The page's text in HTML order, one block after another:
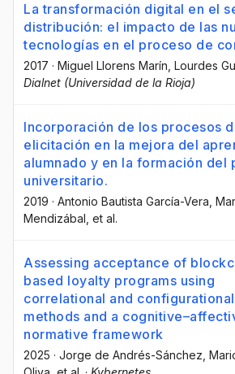
La transformación digital en el
distribución: el impacto de las
tecnologías en el proceso de
2017 · Miguel Llorens Marín , Lourdes
Dialnet (Universidad de la Rioja)
Incorporación de los procesos
elicitación en la mejora del
alumnado y en la formación del
universitario.
2019 · Antonio Bautista García-Vera ,
Mendizábal , et al.
Assessing acceptance of
based loyalty programs using
correlational and configurational
methods and a
normative framework
2025 · Jorge de Andrés-Sánchez ,